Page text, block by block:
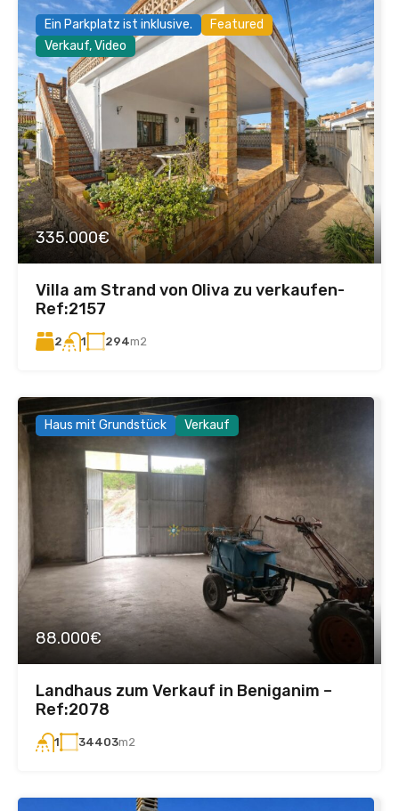
Ein Parkplatz ist inklusive.
Featured
Verkauf, Video
335.000€
Villa am Strand von Oliva zu verkaufen-
Ref:2157
2 1 294m2
Haus mit Grundstück Verkauf
88.000€
Landhaus zum Verkauf in Beniganim –
Ref:2078
1 34403m2